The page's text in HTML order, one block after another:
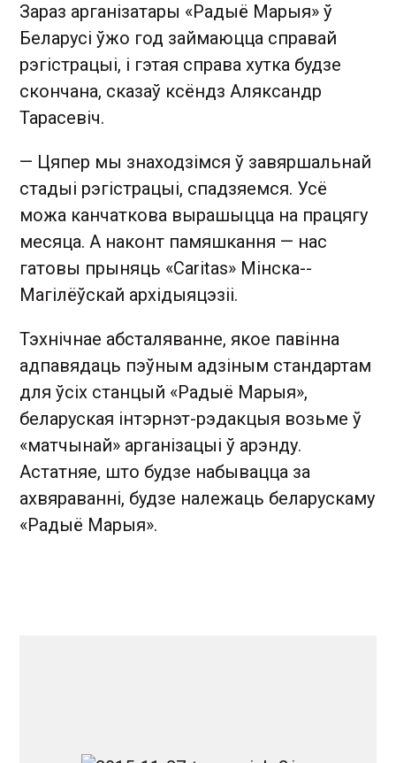
Зараз арганізатары «Радыё Марыя» ў
Беларусі ўжо год займаюцца справай
рэгістрацыі, і гэтая справа хутка будзе
скончана, сказаў ксёндз Аляксандр
Тарасевіч.
— Цяпер мы знаходзімся ў завяршальнай
стадыі рэгістрацыі, спадзяемся. Усё
можа канчаткова вырашыцца на працягу
месяца. А наконт памяшкання — нас
гатовы прыняць «Caritas» Мінска-­
Магілёўскай архідыяцэзіі.
Тэхнічнае абсталяванне, якое павінна
адпавядаць пэўным адзіным стандартам
для ўсіх станцый «Радыё Марыя»,
беларуская інтэрнэт­-рэдакцыя возьме ў
«матчынай» арганізацыі ў арэнду.
Астатняе, што будзе набывацца за
ахвяраванні, будзе належаць беларускаму
«Радыё Марыя».